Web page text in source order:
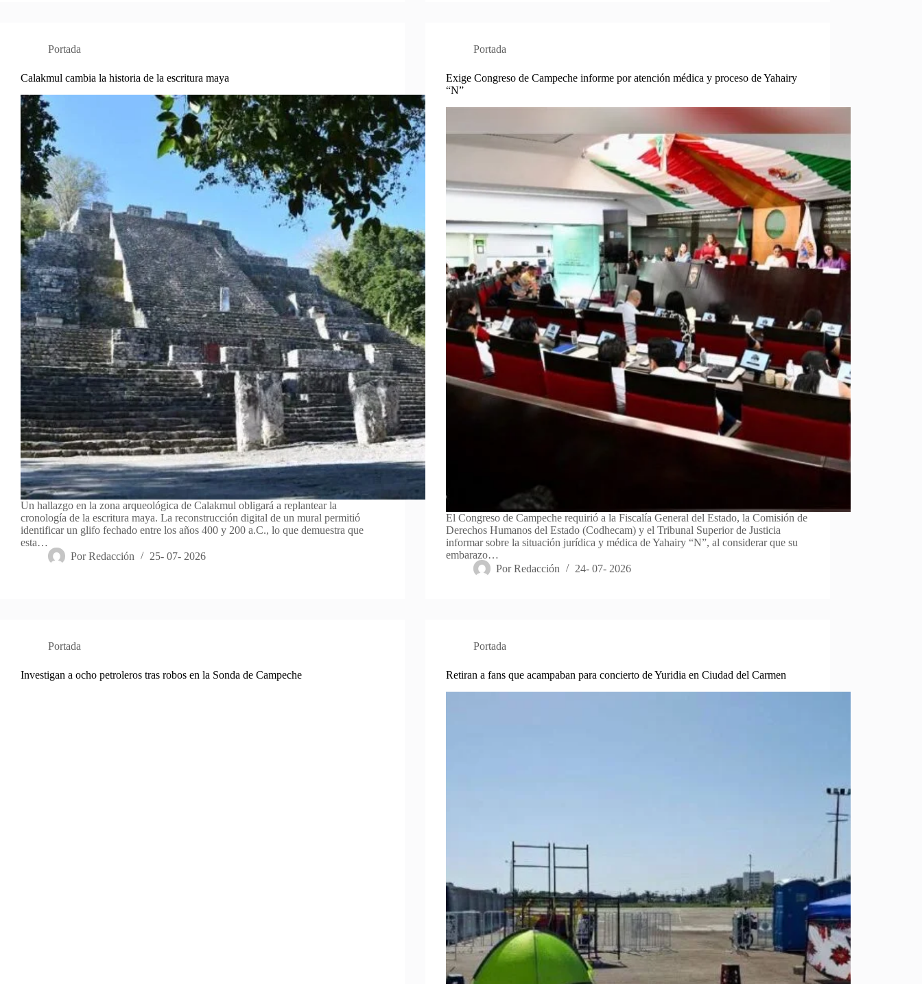
Portada
Calakmul cambia la historia de la escritura maya
Un hallazgo en la zona arqueológica de Calakmul obligará a replantear la
cronología de la escritura maya. La reconstrucción digital de un mural permitió
identificar un glifo fechado entre los años 400 y 200 a.C., lo que demuestra que
esta…
Por Redacción 25- 07- 2026
Portada
Exige Congreso de Campeche informe por atención médica y proceso de Yahairy
“N”
El Congreso de Campeche requirió a la Fiscalía General del Estado, la Comisión de
Derechos Humanos del Estado (Codhecam) y el Tribunal Superior de Justicia
informar sobre la situación jurídica y médica de Yahairy “N”, al considerar que su
embarazo…
Por Redacción 24- 07- 2026
Portada
Investigan a ocho petroleros tras robos en la Sonda de Campeche
Portada
Retiran a fans que acampaban para concierto de Yuridia en Ciudad del Carmen